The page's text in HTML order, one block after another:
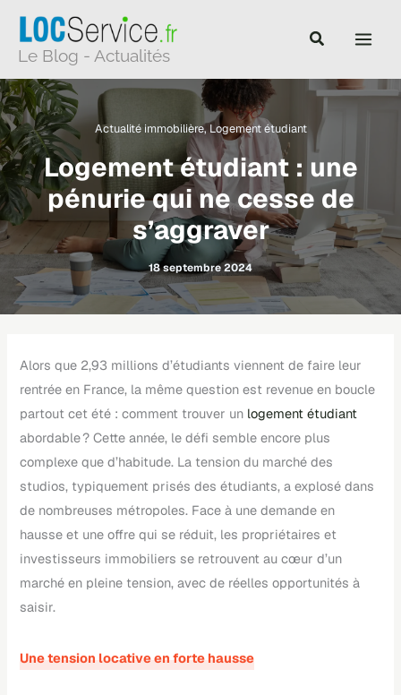
contenu
Le Blog - Actualités
Actualité immobilière, Logement étudiant
Logement étudiant : une
pénurie qui ne cesse de
s’aggraver
18 septembre 2024
Alors que 2,93 millions d’étudiants viennent de faire leur
rentrée en France, la même question est revenue en boucle
partout cet été : comment trouver un logement étudiant
abordable ? Cette année, le défi semble encore plus
complexe que d’habitude. La tension du marché des
studios, typiquement prisés des étudiants, a explosé dans
de nombreuses métropoles. Face à une demande en
hausse et une offre qui se réduit, les propriétaires et
investisseurs immobiliers se retrouvent au cœur d’un
marché en pleine tension, avec de réelles opportunités à
saisir.
Une tension locative en forte hausse